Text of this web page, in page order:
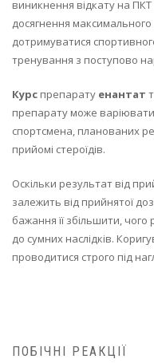
виникнення відкату на
досягнення
дотримуватися
тренування з поступово
Курс препарату енантат
препарату може
спортсмена, планованих
прийомі стероїдів.
Оскільки результат від
залежить від прийнятої
бажання її збільшити,
до сумних наслідків.
проводитися строго під
ПОБІЧНІ РЕАКЦІЇ